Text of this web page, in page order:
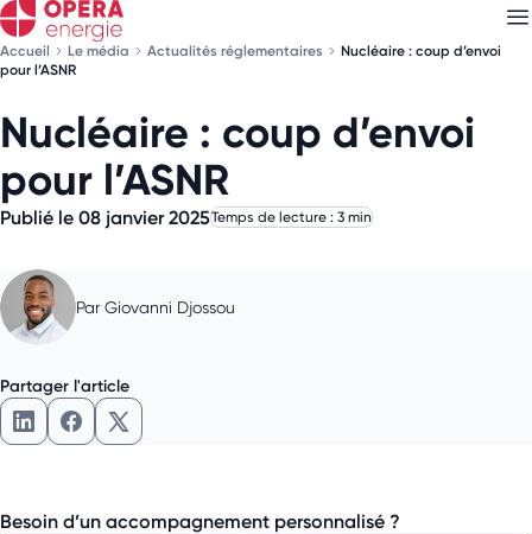
Accueil Le média Actualités réglementaires
Nucléaire : coup d’envoi
pour l’ASNR
Nucléaire : coup d’envoi
pour l’ASNR
Publié le 08 janvier 2025Temps de lecture : 3 min
Par Giovanni Djossou
Partager l'article
Besoin d’un accompagnement personnalisé ?
Découvrez nos newsletters
Choisissez les newsletters qui vous intéressent